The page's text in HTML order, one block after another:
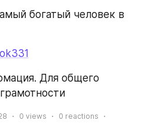
богатый человек в
Для общего
0 views 0 reactions